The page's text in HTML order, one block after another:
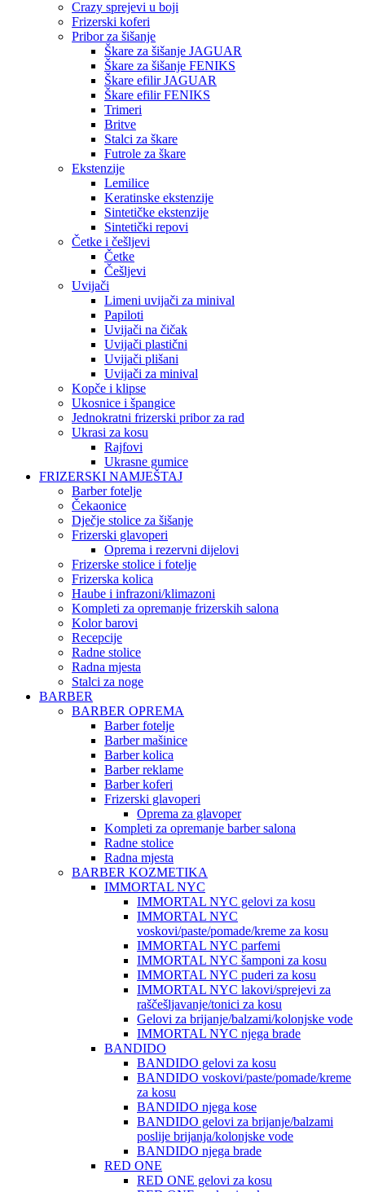
Crazy sprejevi u boji
Frizerski koferi
Pribor za šišanje
Škare za šišanje JAGUAR
Škare za šišanje FENIKS
Škare efilir JAGUAR
Škare efilir FENIKS
Trimeri
Britve
Stalci za škare
Futrole za škare
Ekstenzije
Lemilice
Keratinske ekstenzije
Sintetičke ekstenzije
Sintetički repovi
Četke i češljevi
Četke
Češljevi
Uvijači
Limeni uvijači za minival
Papiloti
Uvijači na čičak
Uvijači plastični
Uvijači plišani
Uvijači za minival
Kopče i klipse
Ukosnice i špangice
Jednokratni frizerski pribor za rad
Ukrasi za kosu
Rajfovi
Ukrasne gumice
FRIZERSKI NAMJEŠTAJ
Barber fotelje
Čekaonice
Dječje stolice za šišanje
Frizerski glavoperi
Oprema i rezervni dijelovi
Frizerske stolice i fotelje
Frizerska kolica
Haube i infrazoni/klimazoni
Kompleti za opremanje frizerskih salona
Kolor barovi
Recepcije
Radne stolice
Radna mjesta
Stalci za noge
BARBER
BARBER OPREMA
Barber fotelje
Barber mašinice
Barber kolica
Barber reklame
Barber koferi
Frizerski glavoperi
Oprema za glavoper
Kompleti za opremanje barber salona
Radne stolice
Radna mjesta
BARBER KOZMETIKA
IMMORTAL NYC
IMMORTAL NYC gelovi za kosu
IMMORTAL NYC
voskovi/paste/pomade/kreme za kosu
IMMORTAL NYC parfemi
IMMORTAL NYC šamponi za kosu
IMMORTAL NYC puderi za kosu
IMMORTAL NYC lakovi/sprejevi za
raščešljavanje/tonici za kosu
Gelovi za brijanje/balzami/kolonjske vode
IMMORTAL NYC njega brade
BANDIDO
BANDIDO gelovi za kosu
BANDIDO voskovi/paste/pomade/kreme
za kosu
BANDIDO njega kose
BANDIDO gelovi za brijanje/balzami
poslije brijanja/kolonjske vode
BANDIDO njega brade
RED ONE
RED ONE gelovi za kosu